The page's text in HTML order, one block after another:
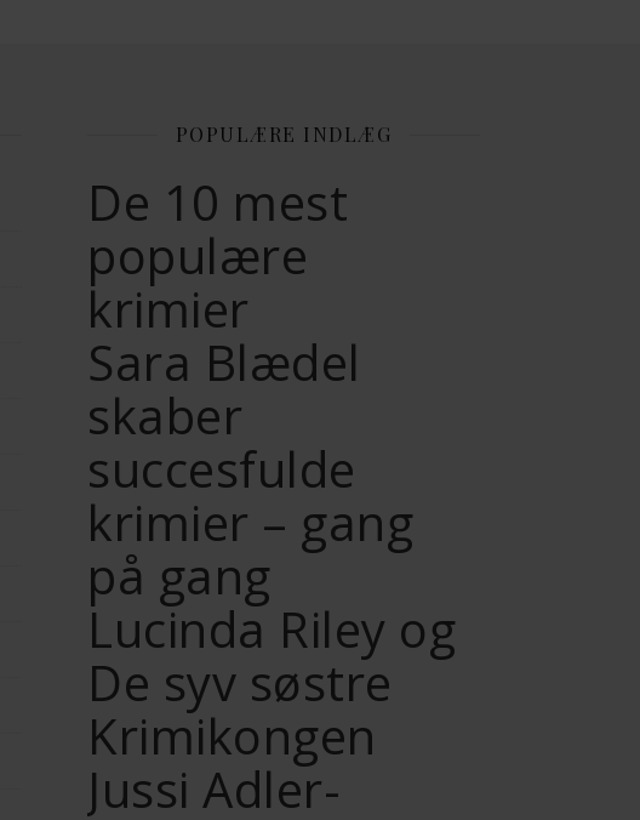
POPULÆRE INDLÆG
De 10 mest
populære
krimier
Sara Blædel
skaber
succesfulde
krimier – gang
på gang
Lucinda Riley og
De syv søstre
Krimikongen
Jussi Adler-